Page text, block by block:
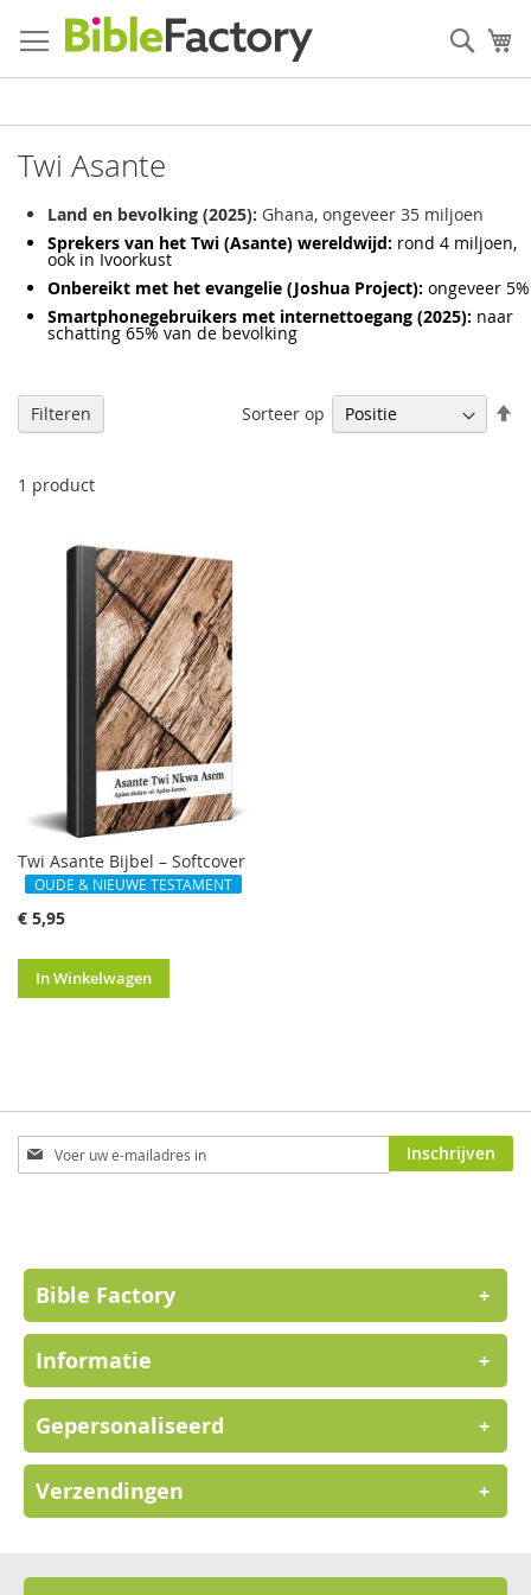
naar
de
inhoud
Zoek
Twi Asante
Land en bevolking (2025): Ghana, ongeveer 35 miljoen
Sprekers van het Twi (Asante) wereldwijd: rond 4 miljoen,
ook in Ivoorkust
Onbereikt met het evangelie (Joshua Project): ongeveer 5%
Smartphonegebruikers met internettoegang (2025): naar
schatting 65% van de bevolking
1 product
Sorteer op
Twi Asante Bijbel – Softcover
OUDE & NIEUWE TESTAMENT
€ 5,95
In Winkelwagen
Filteren
Abonneer
u
Inschrijven
Bible Factory +
Informatie +
Gepersonaliseerd +
Verzendingen +